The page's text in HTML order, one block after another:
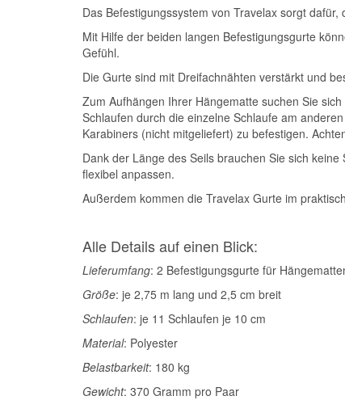
Das Befestigungssystem von Travelax sorgt
Mit Hilfe der beiden langen Befestigungsgurte
Gefühl.
Die Gurte sind mit Dreifachnähten verstärkt und
Zum Aufhängen Ihrer Hängematte suchen Sie
Schlaufen durch die einzelne Schlaufe am
Karabiners (nicht mitgeliefert) zu befestigen.
Dank der Länge des Seils brauchen Sie sich
flexibel anpassen.
Außerdem kommen die Travelax Gurte im
Alle Details auf einen Blick:
Lieferumfang: 2 Befestigungsgurte für
Größe: je 2,75 m lang und 2,5 cm breit
Schlaufen: je 11 Schlaufen je 10 cm
Material: Polyester
Belastbarkeit: 180 kg
Gewicht: 370 Gramm pro Paar